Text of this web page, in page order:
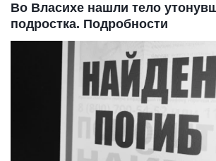
Во Власихе нашли тело
подростка. Подробности